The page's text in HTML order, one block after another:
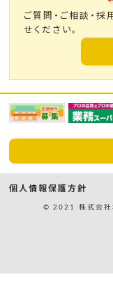
ご質問・ご相談・
せください。
個人情報保護方針
© 2021 株式会社